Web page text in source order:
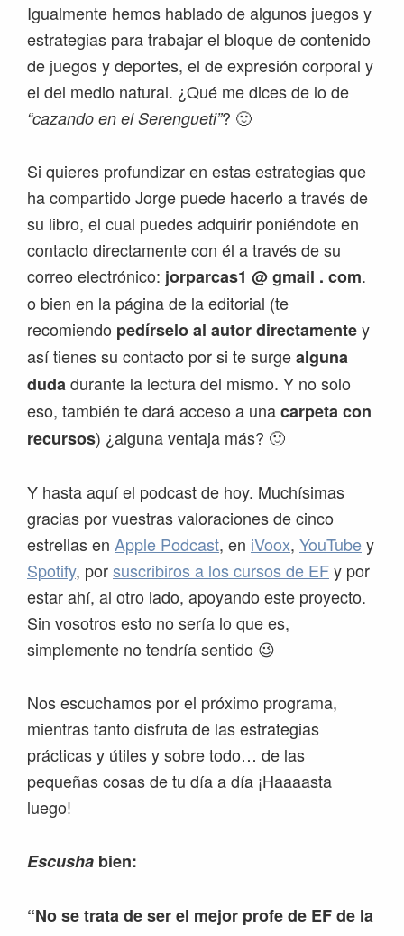
Igualmente hemos hablado de algunos juegos y
estrategias para trabajar el bloque de contenido
de juegos y deportes, el de expresión corporal y
el del medio natural. ¿Qué me dices de lo de
“cazando en el Serengueti”? 🙂
Si quieres profundizar en estas estrategias que
ha compartido Jorge puede hacerlo a través de
su libro, el cual puedes adquirir poniéndote en
contacto directamente con él a través de su
correo electrónico: jorparcas1 @ gmail . com.
o bien en la página de la editorial (te
recomiendo pedírselo al autor directamentey
así tienes su contacto por si te surgealguna
dudadurante la lectura del mismo. Y no solo
eso, también te dará acceso a unacarpeta con
recursos) ¿alguna ventaja más? 🙂
Y hasta aquí el podcast de hoy. Muchísimas
gracias por vuestras valoraciones de cinco
estrellas en Apple Podcast, en iVoox, YouTubey
Spotify, porsuscribiros a los cursos de EFy por
estar ahí, al otro lado, apoyando este proyecto.
Sin vosotros esto no sería lo que es,
simplemente no tendría sentido 😉
Nos escuchamos por el próximo programa,
mientras tanto disfruta de las estrategias
prácticas y útiles y sobre todo… de las
pequeñas cosas de tu día a día ¡Haaaasta
luego!
Escusha bien:
“No se trata de ser el mejor profe de EF de la